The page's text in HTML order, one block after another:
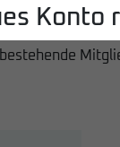
Konto